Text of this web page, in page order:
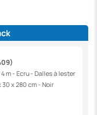
m - Ecru - Dalles à lester
x 280 cm - Noir